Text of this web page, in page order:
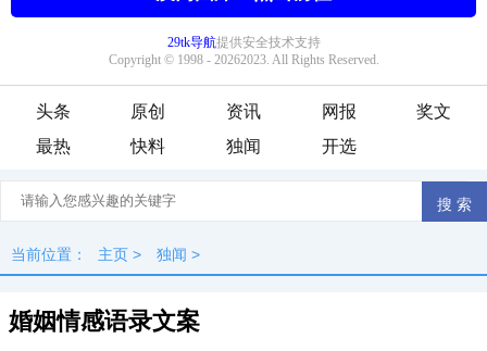
头条 原创 资讯 网报
奖文
最热
快料 独闻 开选
当前位置： 主页 > 独闻 >
婚姻情感语录文案